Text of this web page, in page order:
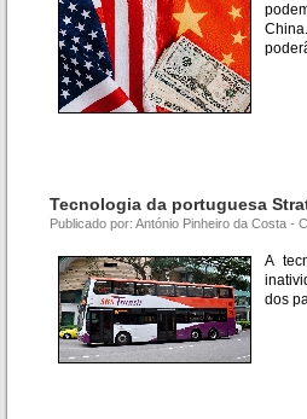
Tecnologia da portuguesa
Publicado por: António Pinheiro da Costa -
A
dos